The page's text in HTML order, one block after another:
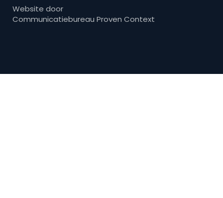
Website door
Communicatiebureau Proven Context